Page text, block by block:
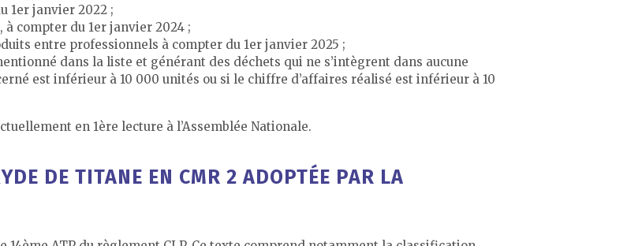
1er janvier 2022 ;
compter du 1er janvier 2024 ;
entre professionnels à compter du 1er janvier 2025 ;
dans la liste et générant des déchets qui ne s’intègrent dans aucune
est inférieur à 10 000 unités ou si le chiffre d’affaires réalisé est inférieur à 10
en 1ère lecture à l’Assemblée Nationale.
DE TITANE EN CMR 2 ADOPTÉE PAR LA